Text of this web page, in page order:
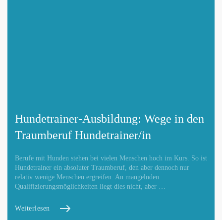
Hundetrainer-Ausbildung: Wege in den
Traumberuf Hundetrainer/in
Berufe mit Hunden stehen bei vielen Menschen hoch im Kurs. So ist
Hundetrainer ein absoluter Traumberuf, den aber dennoch nur
relativ wenige Menschen ergreifen. An mangelnden
Qualifizierungsmöglichkeiten liegt dies nicht, aber …
Weiterlesen